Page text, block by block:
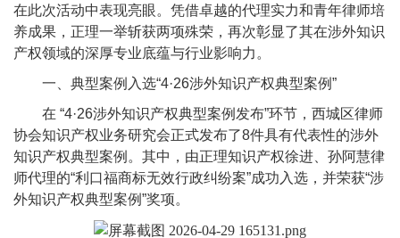
在此次活动中表现亮眼。凭借卓越的代理实力和青年律师培
养成果，正理一举斩获两项殊荣，再次彰显了其在涉外知识
产权领域的深厚专业底蕴与行业影响力。
一、典型案例入选“4·26涉外知识产权典型案例”
在 “4·26涉外知识产权典型案例发布”环节，西城区律师
协会知识产权业务研究会正式发布了8件具有代表性的涉外
知识产权典型案例。其中，由正理知识产权徐进、孙阿慧律
师代理的“利口福商标无效行政纠纷案”成功入选，并荣获“涉
外知识产权典型案例”奖项。